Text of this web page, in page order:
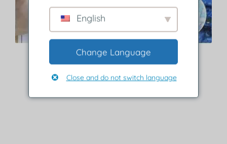
Krok 3
Wybierz diament i umieść go na płótnie.
English
Change Language
Close and do not switch language